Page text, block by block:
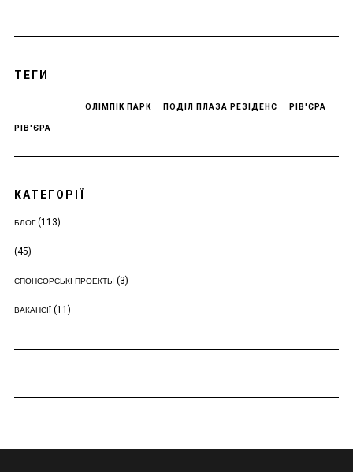
ТЕГИ
ОЛІМПІК ПАРК ПОДІЛ ПЛАЗА РЕЗІДЕНС РІВ'ЄРА
РІВ'ЄРА
КАТЕГОРІЇ
БЛОГ(113)
(45)
СПОНСОРСЬКІ ПРОЕКТЫ (3)
ВАКАНСІЇ(11)